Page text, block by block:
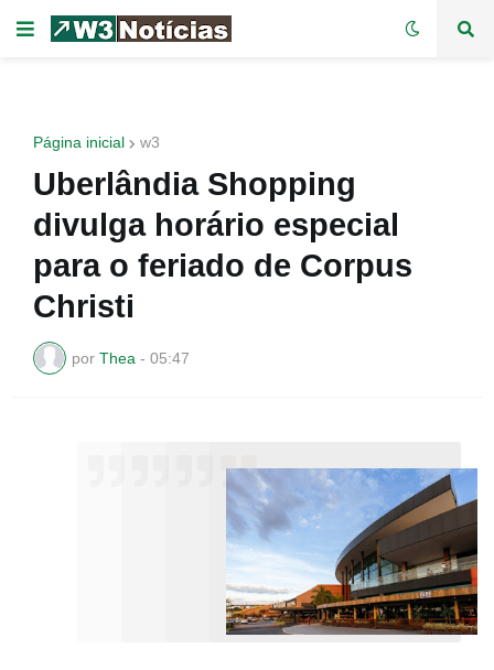
Página inicial w3
Uberlândia Shopping
divulga horário especial
para o feriado de Corpus
Christi
por Thea - 05:47